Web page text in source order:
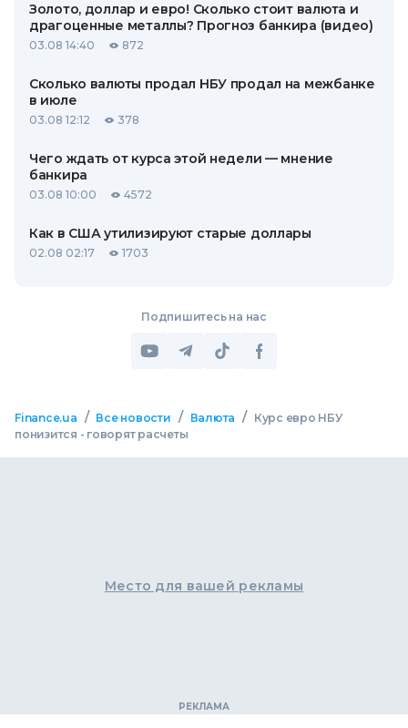
Золото, доллар и евро! Сколько стоит валюта и
драгоценные металлы? Прогноз банкира (видео)
03.08 14:40 872
Сколько валюты продал НБУ продал на межбанке
в июле
03.08 12:12 378
Чего ждать от курса этой недели — мнение
банкира
03.08 10:00 4572
Как в США утилизируют старые доллары
02.08 02:17 1703
Подпишитесь на нас
Finance.ua / Все новости / Валюта /
Курс евро НБУ
понизится - говорят расчеты
Место для вашей рекламы